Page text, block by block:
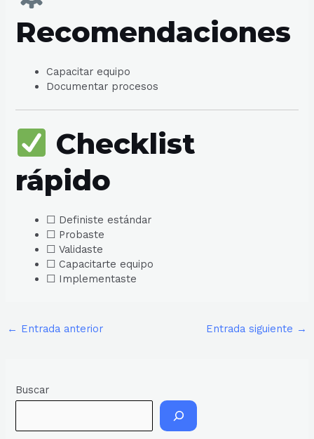
Recomendaciones
Capacitar equipo
Documentar procesos
Checklist
rápido
☐ Definiste estándar
☐ Probaste
☐ Validaste
☐ Capacitarte equipo
☐ Implementaste
← Entrada anterior Entrada siguiente →
Buscar